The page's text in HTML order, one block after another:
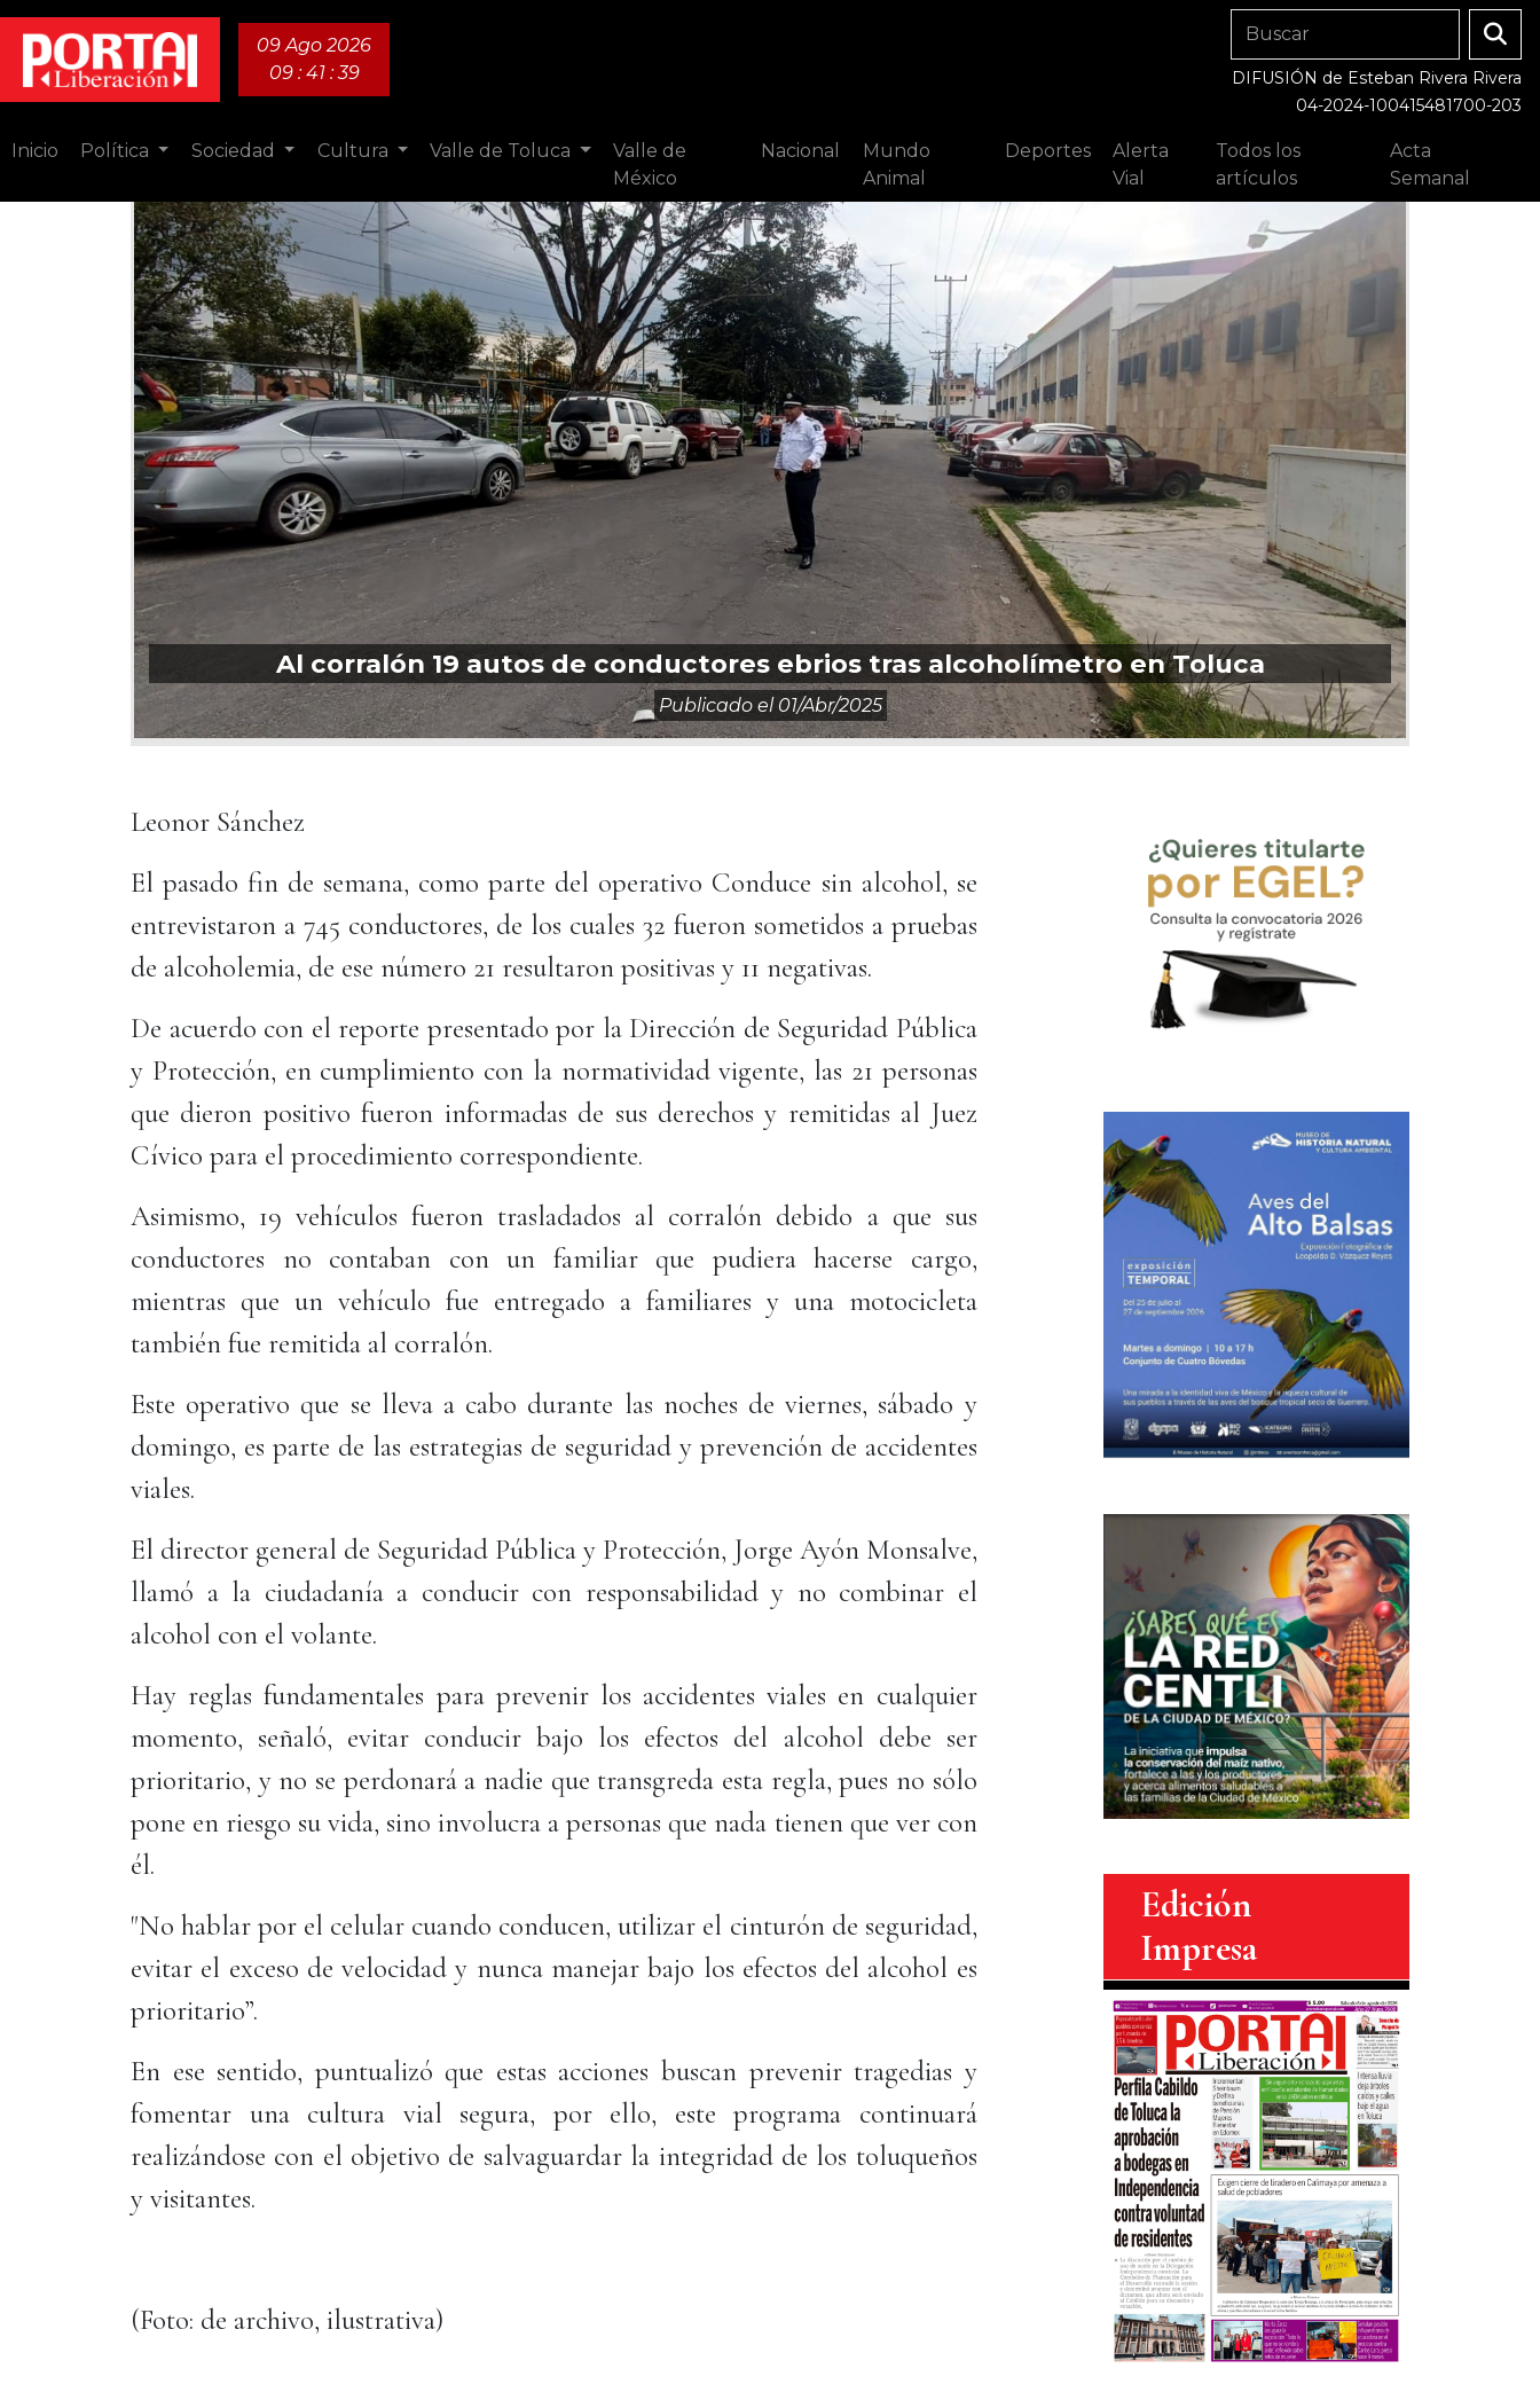
09 Ago 2026
09 : 41 : 40
DIFUSIÓN de Esteban Rivera Rivera
04-2024-100415481700-203
Inicio Política Sociedad Cultura Valle de Toluca
Valle de
México
Nacional
Mundo
Animal
Deportes
Alerta
Vial
Todos los
artículos
Acta
Semanal
Al corralón 19 autos de conductores ebrios tras alcoholímetro en Toluca
Publicado el 01/abr/2025
Leonor Sánchez
El pasado fin de semana, como parte del operativo Conduce sin alcohol, se
entrevistaron a 745 conductores, de los cuales 32 fueron sometidos a pruebas
de alcoholemia, de ese número 21 resultaron positivas y 11 negativas.
De acuerdo con el reporte presentado por la Dirección de Seguridad Pública
y Protección, en cumplimiento con la normatividad vigente, las 21 personas
que dieron positivo fueron informadas de sus derechos y remitidas al Juez
Cívico para el procedimiento correspondiente.
Asimismo, 19 vehículos fueron trasladados al corralón debido a que sus
conductores no contaban con un familiar que pudiera hacerse cargo,
mientras que un vehículo fue entregado a familiares y una motocicleta
también fue remitida al corralón.
Este operativo que se lleva a cabo durante las noches de viernes, sábado y
domingo, es parte de las estrategias de seguridad y prevención de accidentes
viales.
El director general de Seguridad Pública y Protección, Jorge Ayón Monsalve,
llamó a la ciudadanía a conducir con responsabilidad y no combinar el
alcohol con el volante.
Hay reglas fundamentales para prevenir los accidentes viales en cualquier
momento, señaló, evitar conducir bajo los efectos del alcohol debe ser
prioritario, y no se perdonará a nadie que transgreda esta regla, pues no sólo
pone en riesgo su vida, sino involucra a personas que nada tienen que ver con
él.
"No hablar por el celular cuando conducen, utilizar el cinturón de seguridad,
evitar el exceso de velocidad y nunca manejar bajo los efectos del alcohol es
prioritario”.
En ese sentido, puntualizó que estas acciones buscan prevenir tragedias y
fomentar una cultura vial segura, por ello, este programa continuará
realizándose con el objetivo de salvaguardar la integridad de los toluqueños
y visitantes.
(Foto: de archivo, ilustrativa)
Edición
Impresa